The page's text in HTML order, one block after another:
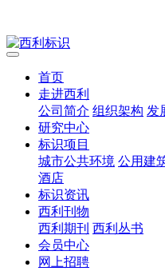
首页
走进西利
公司简介 组织架构 发
研究中心
标识项目
城市公共环境 公用建
酒店
标识资讯
西利刊物
西利期刊 西利丛书
会员中心
网上招聘